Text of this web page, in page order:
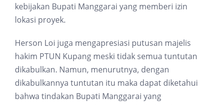
kebijakan Bupati Manggarai yang memberi izin
lokasi proyek.
Herson Loi juga mengapresiasi putusan majelis
hakim PTUN Kupang meski tidak semua tuntutan
dikabulkan. Namun, menurutnya, dengan
dikabulkannya tuntutan itu maka dapat diketahui
bahwa tindakan Bupati Manggarai yang